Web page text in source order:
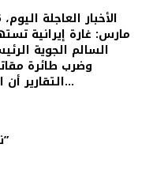
مارس: غارة إيرانية
السالم الجوية
وضرب طائرة
التقارير أن القوات الأمريكية…
“نحن بلد القصص”